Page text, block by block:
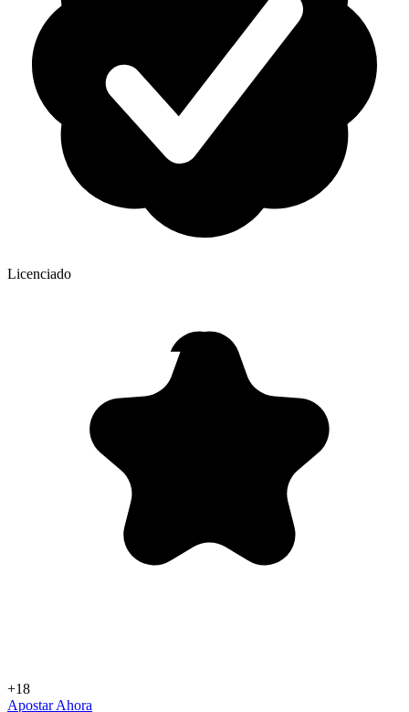
Licenciado
+18
Apostar Ahora